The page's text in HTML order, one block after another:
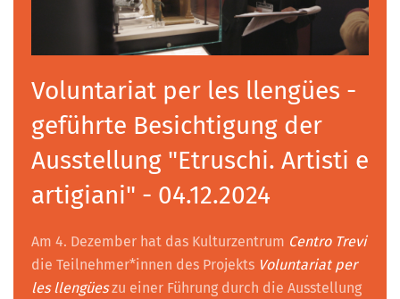
Voluntariat per les llengües -
geführte Besichtigung der
Ausstellung "Etruschi. Artisti e
artigiani" - 04.12.2024
Am 4. Dezember hat das Kulturzentrum Centro Trevi
die Teilnehmer*innen des Projekts Voluntariat per
les llengüeszu einer Führung durch die Ausstellung